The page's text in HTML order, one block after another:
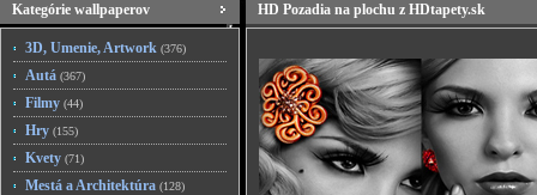
Kategórie wallpaperov
3D, Umenie, Artwork (376)
Autá (367)
Filmy (44)
Hry (155)
Kvety (71)
Mestá a Architektúra (128)
HD Pozadia na plochu z HDtapety.sk